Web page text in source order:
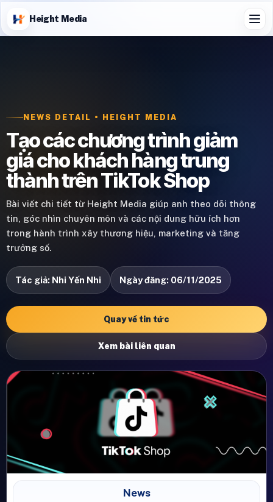
Height Media
NEWS DETAIL • HEIGHT MEDIA
Tạo các chương trình giảm
giá cho khách hàng trung
thành trên TikTok Shop
Bài viết chi tiết từ Height Media giúp anh theo dõi thông
tin, góc nhìn chuyên môn và các nội dung hữu ích hơn
trong hành trình xây thương hiệu, marketing và tăng
trưởng số.
Tác giả: Nhi Yến Nhi Ngày đăng: 06/11/2025
Quay về tin tức
Xem bài liên quan
News